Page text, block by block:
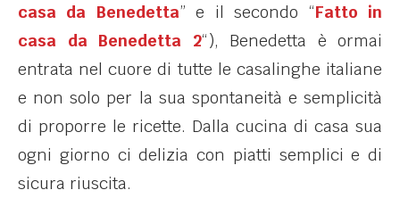
casa da Benedetta” e il secondo “Fatto in
casa da Benedetta 2“), Benedetta è ormai
entrata nel cuore di tutte le casalinghe italiane
e non solo per la sua spontaneità e semplicità
di proporre le ricette. Dalla cucina di casa sua
ogni giorno ci delizia con piatti semplici e di
sicura riuscita.